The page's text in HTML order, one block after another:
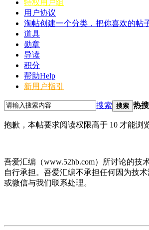
特权用户组
用户协议
淘帖创建一个分类，把你喜欢的帖
道具
勋章
导读
积分
帮助Help
新用户指引
搜索 搜索 热
抱歉，本帖要求阅读权限高于 10 才能浏
吾爱汇编（www.52hb.com）所讨论的
自行承担。吾爱汇编不承担任何因为技
或微信与我们联系处理。